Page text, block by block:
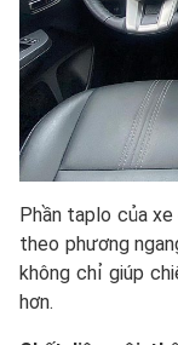
Phần taplo của
theo phương
không chỉ giúp
hơn.